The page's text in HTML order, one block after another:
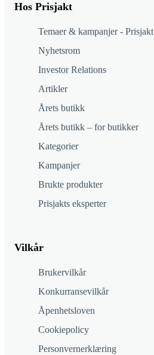
Hos Prisjakt
Temaer & kampanjer - Prisjakt
Nyhetsrom
Investor Relations
Artikler
Årets butikk
Årets butikk – for butikker
Kategorier
Kampanjer
Brukte produkter
Prisjakts eksperter
Vilkår
Brukervilkår
Konkurransevilkår
Åpenhetsloven
Cookiepolicy
Personvernerklæring